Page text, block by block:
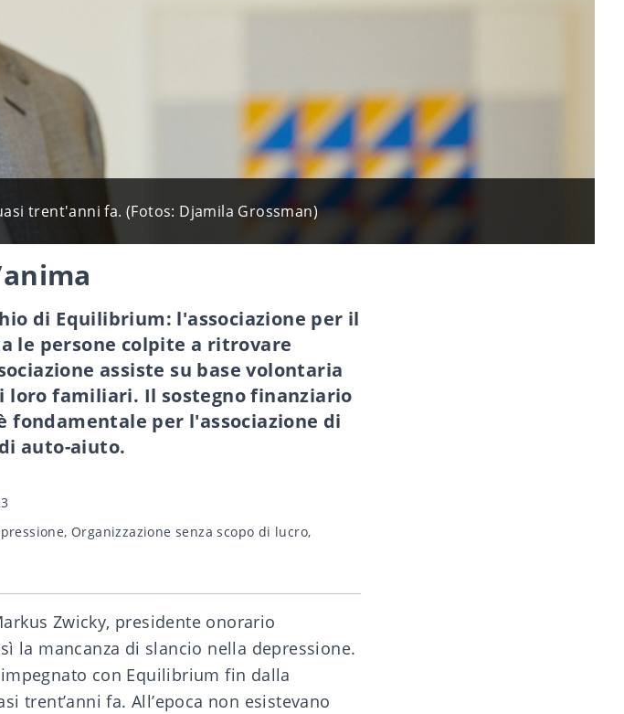
trent'anni fa. (Fotos: Djamila Grossman)
di Equilibrium: l'associazione per il
le persone colpite a ritrovare
assiste su base volontaria
loro familiari. Il sostegno finanziario
per l'associazione di
auto-aiuto.
, Organizzazione senza scopo di lucro,
Zwicky, presidente onorario
la mancanza di slancio nella depressione.
con Equilibrium fin dalla
trent’anni fa. All’epoca non esistevano